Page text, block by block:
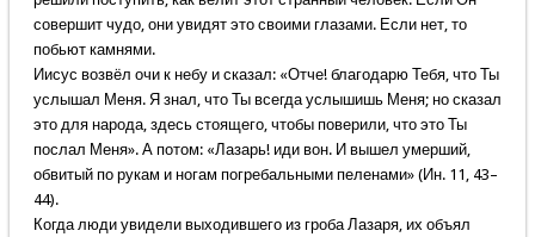
совершит чудо, они увидят это своими глазами. Если нет, то
побьют камнями.
Иисус возвёл очи к небу и сказал: «Отче! благодарю Тебя, что Ты
услышал Меня. Я знал, что Ты всегда услышишь Меня; но сказал
это для народа, здесь стоящего, чтобы поверили, что это Ты
послал Меня». А потом: «Лазарь! иди вон. И вышел умерший,
обвитый по рукам и ногам погребальными пеленами» (Ин. 11, 43–
44).
Когда люди увидели выходившего из гроба Лазаря, их объял